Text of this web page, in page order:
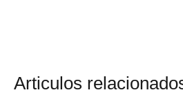
Articulos